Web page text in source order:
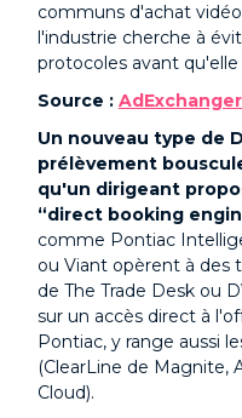
communs d'achat
l'industrie cherche à
protocoles avant
Source : AdExchanger
Un nouveau type de
prélèvement
qu'un dirigeant
“direct booking
comme Pontiac
ou Viant opèrent à des
de The Trade Desk ou
sur un accès direct à
Pontiac, y range aussi
(ClearLine de Magnite,
Cloud).